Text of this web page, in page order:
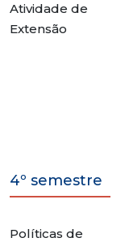
Atividade de
Extensão
4º semestre
Políticas de